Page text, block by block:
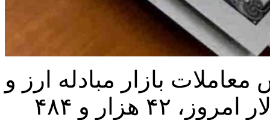
بازار مبادله ارز و
طلای ایران، قیمت هر اسکناس دلار امروز، ۴۲ هزار و ۴۸۴